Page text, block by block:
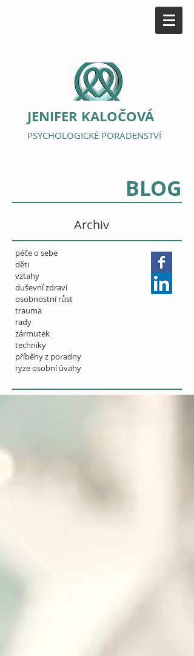
JENIFER KALOČOVÁ
PSYCHOLOGICKÉ PORADENSTVÍ
BLOG
Archiv
péče o sebe
děti
vztahy
duševní zdraví
osobnostní růst
trauma
rady
zármutek
techniky
příběhy z poradny
ryze osobní úvahy